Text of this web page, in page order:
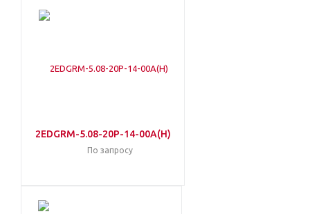
2EDGRM-5.08-20P-14-00A(H)
По запросу